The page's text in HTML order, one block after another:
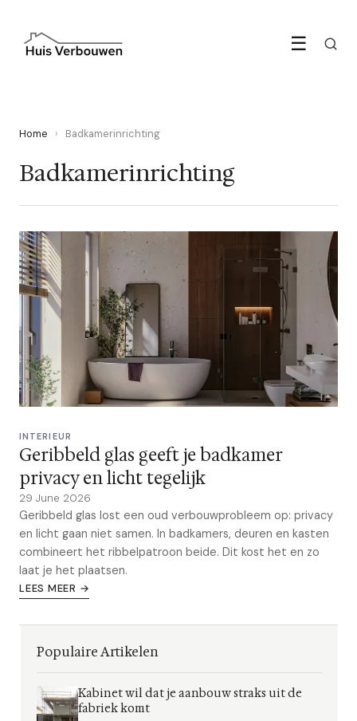
☰
Home › Badkamerinrichting
Badkamerinrichting
INTERIEUR
Geribbeld glas geeft je badkamer
privacy en licht tegelijk
29 June 2026
Geribbeld glas lost een oud verbouwprobleem op: privacy
en licht gaan niet samen. In badkamers, deuren en kasten
combineert het ribbelpatroon beide. Dit kost het en zo
laat je het plaatsen.
LEES MEER →
Populaire Artikelen
Kabinet wil dat je aanbouw straks uit de
fabriek komt